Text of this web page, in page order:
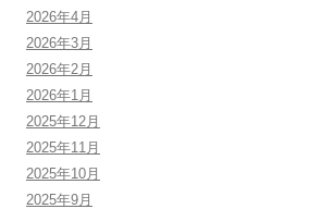
2026年4月
2026年3月
2026年2月
2026年1月
2025年12月
2025年11月
2025年10月
2025年9月